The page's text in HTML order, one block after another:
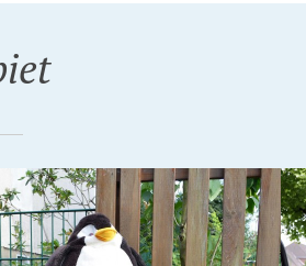
MAI 2010
ALS POLIZIST